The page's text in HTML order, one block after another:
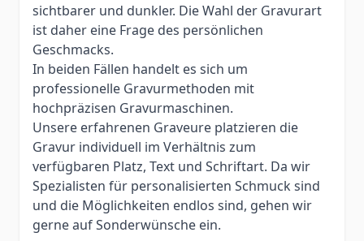
sichtbarer und dunkler. Die Wahl der Gravurart
ist daher eine Frage des persönlichen
Geschmacks.
In beiden Fällen handelt es sich um
professionelle Gravurmethoden mit
hochpräzisen Gravurmaschinen.
Unsere erfahrenen Graveure platzieren die
Gravur individuell im Verhältnis zum
verfügbaren Platz, Text und Schriftart. Da wir
Spezialisten für personalisierten Schmuck sind
und die Möglichkeiten endlos sind, gehen wir
gerne auf Sonderwünsche ein.